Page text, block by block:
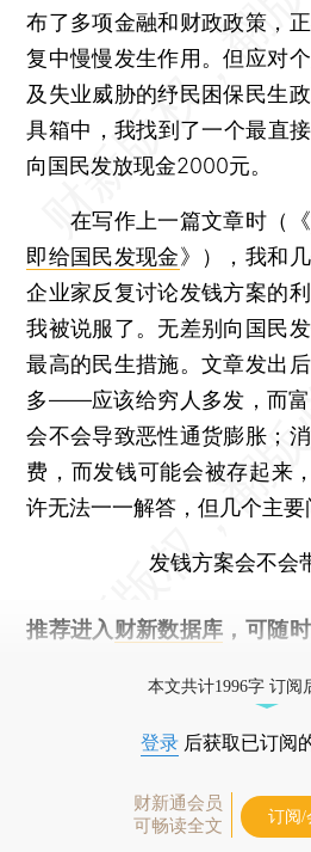
布了多项金融和财政政策，
复中慢慢发生作用。但应对
及失业威胁的纾民困保民生
具箱中，我找到了一个最
向国民发放现金2000元。
在写作上一篇文章时（《
即给国民发现金》），我和
企业家反复讨论发钱方案的
我被说服了。无差别向国民
最高的民生措施。文章发出
多——应该给穷人多发，而
会不会导致恶性通货膨胀；
费，而发钱可能会被存起来
许无法一一解答，但几个主要
发钱方案会不会
推荐进入 财新数据库 ，可随
本文共计1996字 订阅
登录 后获取已订阅
财新通会员
可畅读全文
订阅/